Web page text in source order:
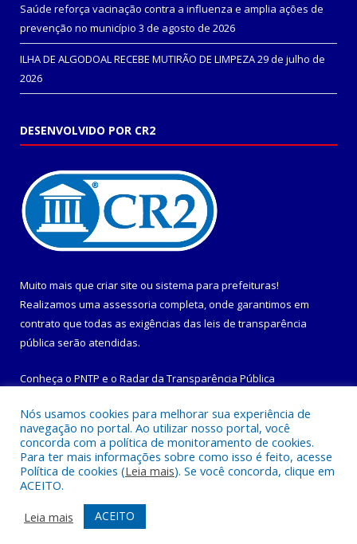
Saúde reforça vacinação contra a influenza e amplia ações de
prevenção no município 3 de agosto de 2026
ILHA DE ALGODOAL RECEBE MUTIRÃO DE LIMPEZA29 de julho de
2026
DESENVOLVIDO POR CR2
Muito mais que criar site ou sistema para prefeituras!
Realizamos uma assessoria completa, onde garantimos em
contrato que todas as exigências das leis de transparência
pública serão atendidas.
Conheça o PNTP e o Radar da Transparência Pública
Todos os direitos reservados a Prefeitura Municipal de
Maracanã.
Mapa do Site
Acessar Área Administrativa
Acessar Webmail
Nós usamos cookies para melhorar sua experiência de
navegação no portal. Ao utilizar nosso portal, você
concorda com a política de monitoramento de cookies.
Para ter mais informações sobre como isso é feito, acesse
Política de cookies (Leia mais). Se você concorda, clique em
ACEITO.
Leia mais
ACEITO